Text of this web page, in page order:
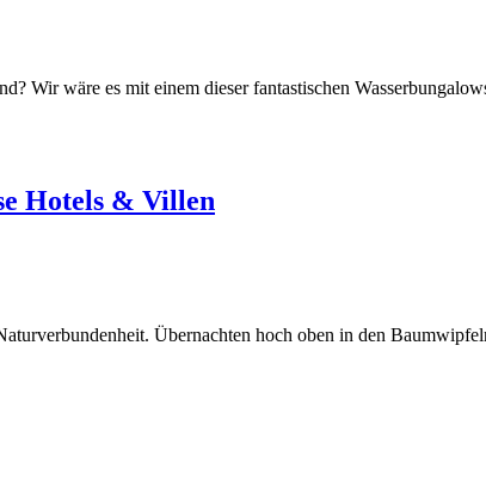
Wir wäre es mit einem dieser fantastischen
Hotels & Villen
Übernachten hoch oben in den